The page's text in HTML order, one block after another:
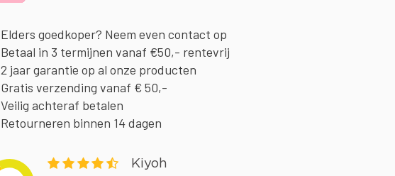
Elders goedkoper? Neem even contact op
Betaal in 3 termijnen vanaf €50,- rentevrij
2 jaar garantie op al onze producten
Gratis verzending vanaf € 50,-
Veilig achteraf betalen
Retourneren binnen 14 dagen